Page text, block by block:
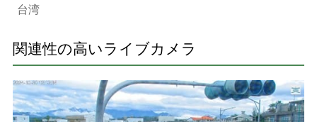
台湾
関連性の高いライブカメラ